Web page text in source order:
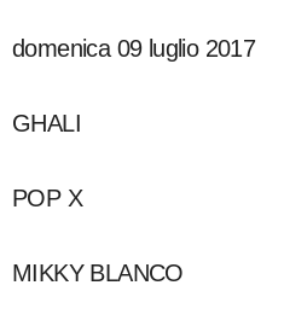
domenica 09 luglio 2017
GHALI
POP X
MIKKY BLANCO